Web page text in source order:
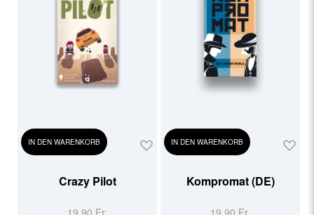
IN DEN WARENKORB
Crazy Pilot
19,90 Fr.
IN DEN WARENKORB
Kompromat (DE)
19,90 Fr.